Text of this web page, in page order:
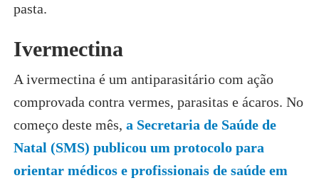
pasta.
Ivermectina
A ivermectina é um antiparasitário com ação
comprovada contra vermes, parasitas e ácaros. No
começo deste mês, a Secretaria de Saúde de
Natal (SMS) publicou um protocolo para
orientar médicos e profissionais de saúde em